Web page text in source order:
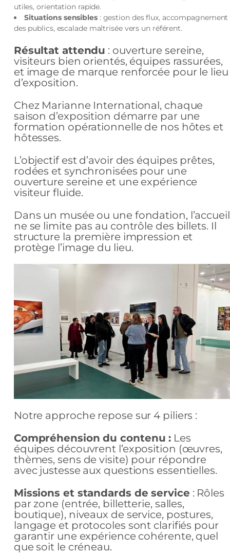
utiles, orientation rapide.
Situations sensibles: gestion des flux, accompagnement
des publics, escalade maîtrisée vers un référent.
Résultat attendu : ouverture sereine,
visiteurs bien orientés, équipes rassurées,
et image de marque renforcée pour le lieu
d’exposition.
Chez Marianne International, chaque
saison d’exposition démarre par une
formation opérationnelle de nos hôtes et
hôtesses.
L’objectif est d’avoir des équipes prêtes,
rodées et synchronisées pour une
ouverture sereine et une expérience
visiteur fluide.
Dans un musée ou une fondation, l’accueil
ne se limite pas au contrôle des billets. Il
structure la première impression et
protège l’image du lieu.
Notre approche repose sur 4 piliers :
Compréhension du contenu : Les
équipes découvrent l’exposition (œuvres,
thèmes, sens de visite) pour répondre
avec justesse aux questions essentielles.
Missions et standards de service : Rôles
par zone (entrée, billetterie, salles,
boutique), niveaux de service, postures,
langage et protocoles sont clarifiés pour
garantir une expérience cohérente, quel
que soit le créneau.